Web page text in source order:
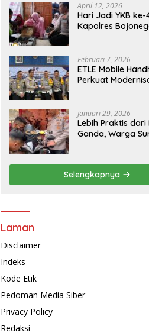
April 12, 2026
Hari Jadi YKB ke-
Kapolres
Februari 7, 2026
ETLE Mobile
Perkuat Modernisasi
Januari 29, 2026
Lebih Praktis dari
Ganda, Warga
Polrestabes
Selengkapnya
Laman
Disclaimer
Indeks
Kode Etik
Pedoman Media Siber
Privacy Policy
Redaksi